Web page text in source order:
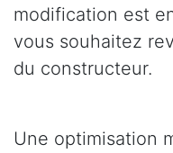
modification est
vous souhaitez
du constructeur.
Une optimisation